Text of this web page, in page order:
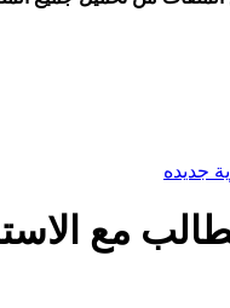
جديده
مع